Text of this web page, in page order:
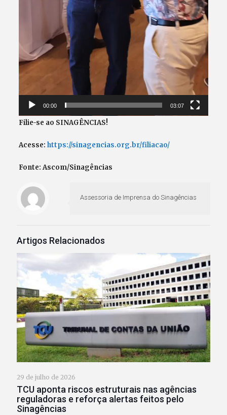
00:00 03:07
Filie-se ao SINAGÊNCIAS!
Acesse: https://sinagencias.org.br/filiacao/
Fonte: Ascom/Sinagências
Assessoria de Imprensa do Sinagências
Artigos Relacionados
29 de julho de 2026
TCU aponta riscos estruturais nas agências
reguladoras e reforça alertas feitos pelo
Sinagências